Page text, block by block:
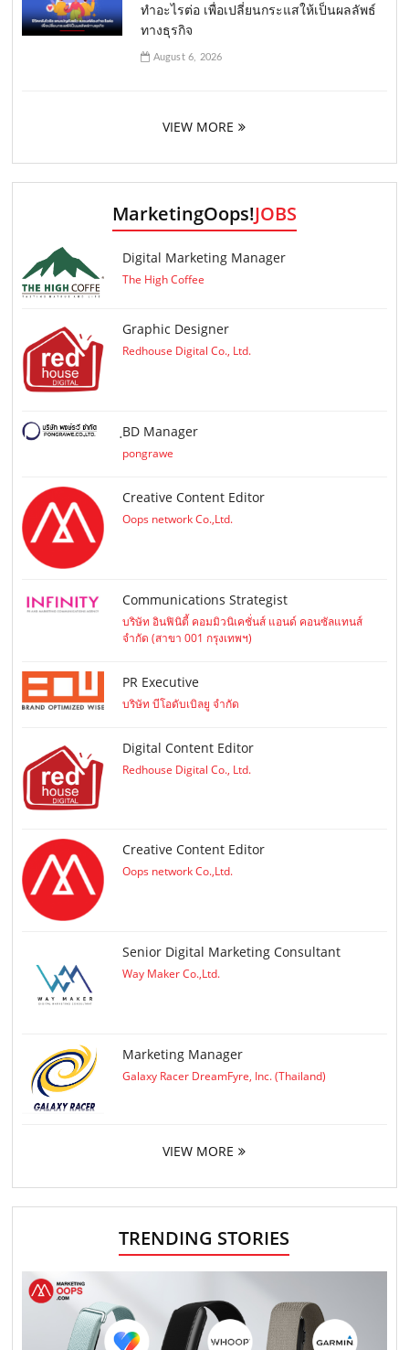
ทำอะไรต่อ เพื่อเปลี่ยนกระแสให้เป็นผลลัพธ์
ทางธุรกิจ
August 6, 2026
VIEW MORE
MarketingOops!JOBS
Digital Marketing Manager
The High Coffee
Graphic Designer
Redhouse Digital Co., Ltd.
ฺBD Manager
pongrawe
Creative Content Editor
Oops network Co.,Ltd.
Communications Strategist
บริษัท อินฟินิตี้ คอมมิวนิเคชั่นส์ แอนด์ คอนซัลแทนส์
จำกัด (สาขา 001 กรุงเทพฯ)
PR Executive
บริษัท บีโอดับเบิลยู จำกัด
Digital Content Editor
Redhouse Digital Co., Ltd.
Creative Content Editor
Oops network Co.,Ltd.
Senior Digital Marketing Consultant
Way Maker Co.,Ltd.
Marketing Manager
Galaxy Racer DreamFyre, Inc. (Thailand)
VIEW MORE
TRENDING STORIES